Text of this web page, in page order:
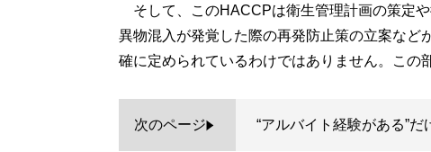
そして、このHACCPは衛生管理計画の策定
異物混入が発覚した際の再発防止策の立案など
確に定められているわけではありません。この
次のページ “アルバイト経験がある”だ